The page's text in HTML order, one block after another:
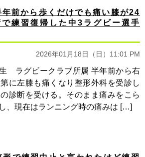
前から歩くだけでも痛い膝が24
練習復帰した中3ラグビー選手
2026年01月18日（日）11:01 PM
ラグビークラブ所属 半年前から右
に左膝も痛くなり整形外科を受診し
診断を受ける。そのまま痛みをこら
、現在はランニング時の痛みは […]